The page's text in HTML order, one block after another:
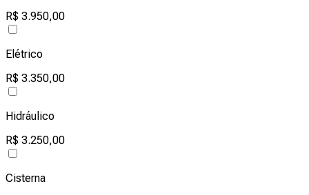
R$ 3.950,00
Elétrico
R$ 3.350,00
Hidráulico
R$ 3.250,00
Cisterna